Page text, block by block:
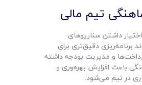
تیم مالی
داشتن سناریوهای
برنامه‌ریزی دقیق‌تری برای
و مدیریت بودجه داشته
باعث افزایش بهره‌وری و
در تیم می‌شود.